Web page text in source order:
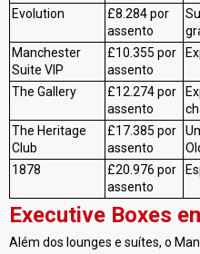
Evolution
£8.284 por
assento
Manchester
Suite VIP
£10.355 por
assento
The Gallery
£12.274 por
assento
The Heritage
Club
£17.385 por
assento
1878
£20.976 por
assento
Executive Boxes
Além dos lounges e suítes, o